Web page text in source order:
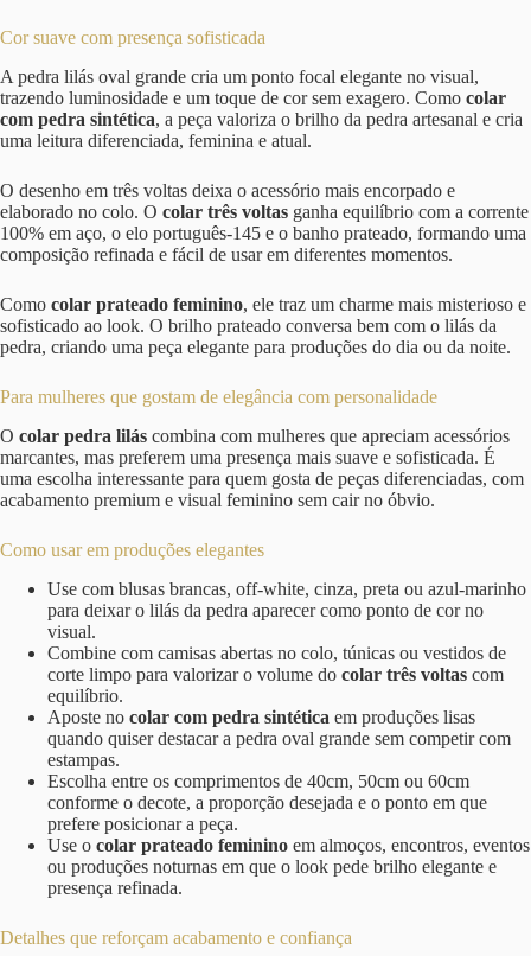
Cor suave com presença sofisticada
A pedra lilás oval grande cria um ponto focal elegante no visual,
trazendo luminosidade e um toque de cor sem exagero. Como colar
com pedra sintética, a peça valoriza o brilho da pedra artesanal e cria
uma leitura diferenciada, feminina e atual.
O desenho em três voltas deixa o acessório mais encorpado e
elaborado no colo. O colar três voltas ganha equilíbrio com a corrente
100% em aço, o elo português-145 e o banho prateado, formando uma
composição refinada e fácil de usar em diferentes momentos.
Como colar prateado feminino, ele traz um charme mais misterioso e
sofisticado ao look. O brilho prateado conversa bem com o lilás da
pedra, criando uma peça elegante para produções do dia ou da noite.
Para mulheres que gostam de elegância com personalidade
O colar pedra lilás combina com mulheres que apreciam acessórios
marcantes, mas preferem uma presença mais suave e sofisticada. É
uma escolha interessante para quem gosta de peças diferenciadas, com
acabamento premium e visual feminino sem cair no óbvio.
Como usar em produções elegantes
Use com blusas brancas, off-white, cinza, preta ou azul-marinho
para deixar o lilás da pedra aparecer como ponto de cor no
visual.
Combine com camisas abertas no colo, túnicas ou vestidos de
corte limpo para valorizar o volume do colar três voltas com
equilíbrio.
Aposte no colar com pedra sintética em produções lisas
quando quiser destacar a pedra oval grande sem competir com
estampas.
Escolha entre os comprimentos de 40cm, 50cm ou 60cm
conforme o decote, a proporção desejada e o ponto em que
prefere posicionar a peça.
Use o colar prateado feminino em almoços, encontros, eventos
ou produções noturnas em que o look pede brilho elegante e
presença refinada.
Detalhes que reforçam acabamento e confiança